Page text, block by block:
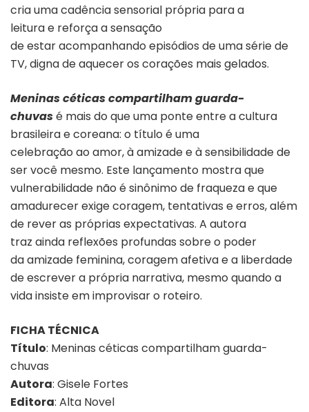
cria uma cadência sensorial própria para a
leitura e reforça a sensação
de estar acompanhando episódios de uma série de
TV, digna de aquecer os corações mais gelados.
Meninas céticas compartilham guarda-
chuvasé mais do que uma ponte entre a cultura
brasileira e coreana: o título é uma
celebração ao amor, à amizade e à sensibilidade de
ser você mesmo. Este lançamento mostra que
vulnerabilidade não é sinônimo de fraqueza e que
amadurecer exige coragem, tentativas e erros, além
de rever as próprias expectativas. A autora
traz ainda reflexões profundas sobre o poder
da amizade feminina, coragem afetiva e a liberdade
de escrever a própria narrativa, mesmo quando a
vida insiste em improvisar o roteiro.
FICHA TÉCNICA
Título: Meninas céticas compartilham guarda-
chuvas
Autora: Gisele Fortes
Editora: Alta Novel